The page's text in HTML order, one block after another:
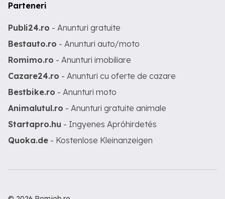
Parteneri
Publi24.ro - Anunturi gratuite
Bestauto.ro - Anunturi auto/moto
Romimo.ro - Anunturi imobiliare
Cazare24.ro - Anunturi cu oferte de cazare
Bestbike.ro - Anunturi moto
Animalutul.ro - Anunturi gratuite animale
Startapro.hu - Ingyenes Apróhirdetés
Quoka.de - Kostenlose Kleinanzeigen